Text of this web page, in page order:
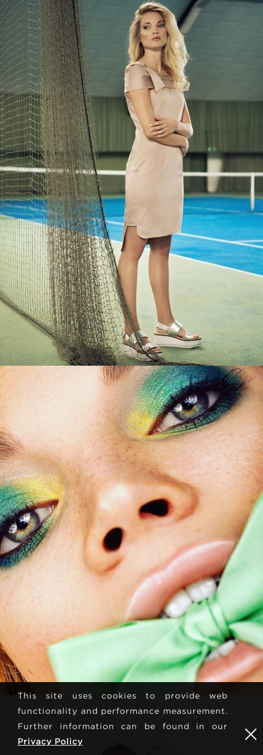
This site uses cookies to provide web
functionality and performance measurement.
Further information can be found in our
Privacy Policy